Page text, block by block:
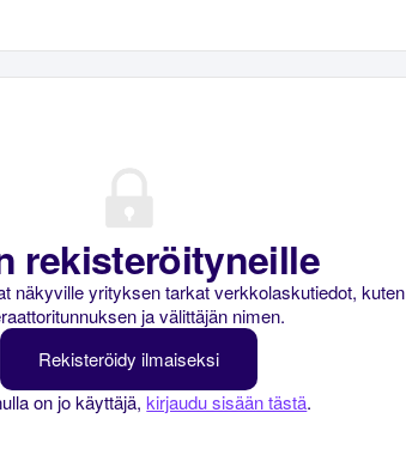
rekisteröityneille
näkyville yrityksen tarkat verkkolaskutiedot, kuten
ja välittäjän nimen.
Rekisteröidy ilmaiseksi
on jo käyttäjä,kirjaudu sisään tästä.